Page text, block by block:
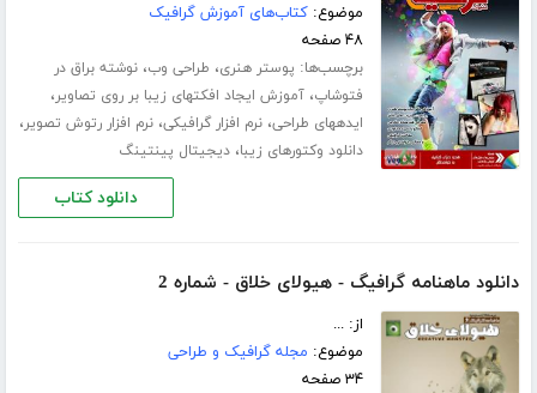
موضوع:کتاب‌های آموزش گرافیک
۴۸ صفحه
برچسب‌ها: پوستر هنری، طراحی وب،نوشته براق در
فتوشاپ،آموزش ایجاد افکتهای زیبا بر روی تصاویر،
ایده​های طراحی،نرم افزار گرافیکی،نرم افزار رتوش تصویر،
دانلود وکتورهای زیبا،دیجیتال پینتینگ
دانلود کتاب
دانلود ماهنامه گرافیگ - هیولای خلاق - شماره 2
از: ...
موضوع: مجله گرافیک و طراحی
۳۴ صفحه